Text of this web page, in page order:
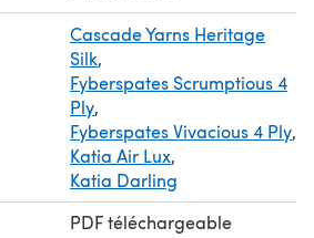
wrap
fixing mistakes, blocking,
fringe
Cascade Yarns Heritage
Silk,
Fyberspates Scrumptious 4
Ply,
Fyberspates Vivacious 4 Ply,
Katia Air Lux,
Katia Darling
PDF téléchargeable